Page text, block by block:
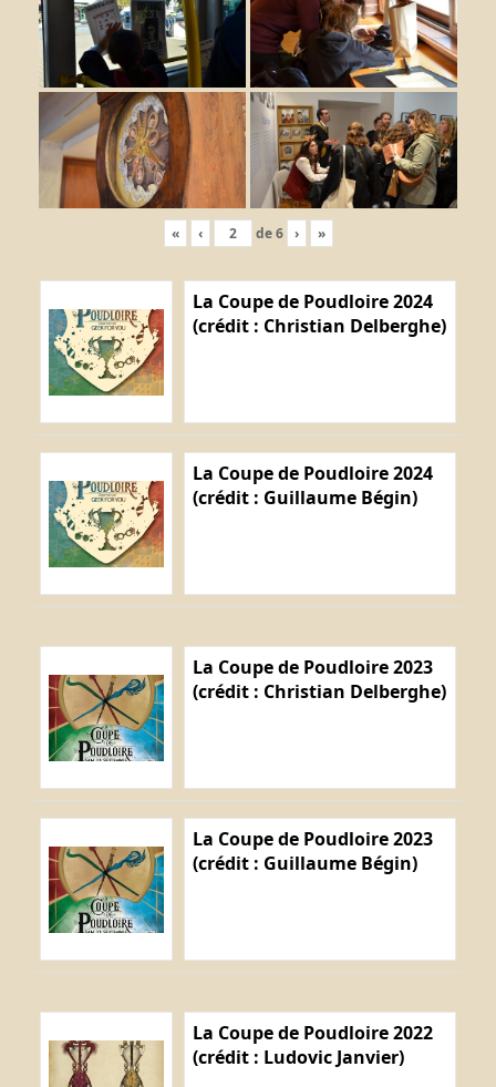
« ‹ de6 › »
La Coupe de Poudloire 2024
(crédit : Christian Delberghe)
La Coupe de Poudloire 2024
(crédit : Guillaume Bégin)
La Coupe de Poudloire 2023
(crédit : Christian Delberghe)
La Coupe de Poudloire 2023
(crédit : Guillaume Bégin)
La Coupe de Poudloire 2022
(crédit : Ludovic Janvier)